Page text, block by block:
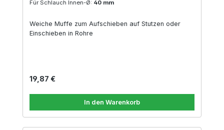
Für Schlauch Innen-Ø: 40 mm
Weiche Muffe zum Aufschieben auf Stutzen oder
Einschieben in Rohre
Regulärer Preis:
19,87 €
In den Warenkorb